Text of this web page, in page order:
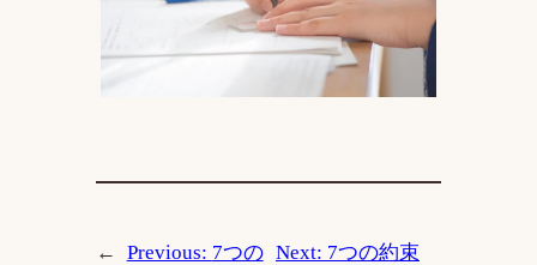
← Previous: 7つの Next: 7つの約束